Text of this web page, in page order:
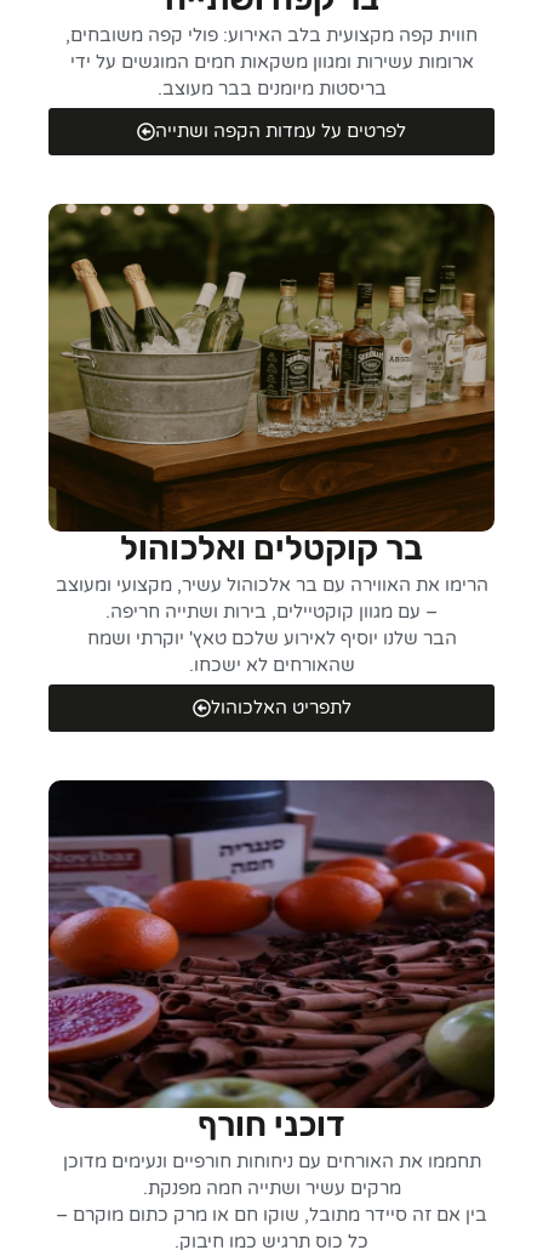
חווית קפה מקצועית בלב האירוע: פולי קפה משובחים,
ארומות עשירות ומגוון משקאות חמים המוגשים על ידי
בריסטות מיומנים בבר מעוצב.
לפרטים על עמדות הקפה ושתייה
בר קוקטלים ואלכוהול
הרימו את האווירה עם בר אלכוהול עשיר, מקצועי ומעוצב
– עם מגוון קוקטיילים, בירות ושתייה חריפה.
הבר שלנו יוסיף לאירוע שלכם טאץ' יוקרתי ושמח
שהאורחים לא ישכחו.
לתפריט האלכוהול
דוכני חורף
תחממו את האורחים עם ניחוחות חורפיים ונעימים מדוכן
מרקים עשיר ושתייה חמה מפנקת.
בין אם זה סיידר מתובל, שוקו חם או מרק כתום מוקרם –
כל כוס תרגיש כמו חיבוק.